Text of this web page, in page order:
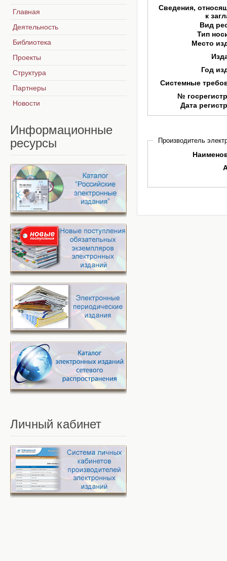
Сведения,
к
Вид
Тип
Место
Год
Системные
№
Дата
Производитель
Главная
Деятельность
Библиотека
Проекты
Структура
Партнеры
Новости
Информационные
ресурсы
Личный кабинет